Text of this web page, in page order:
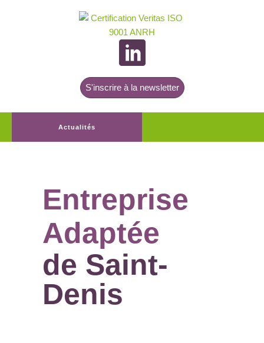
S'inscrire à la newsletter
Actualités
Entreprise
Adaptée
de Saint-
Denis